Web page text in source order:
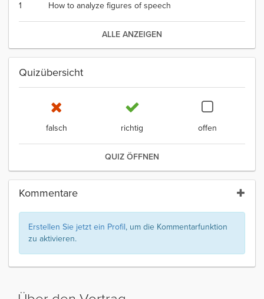
1 How to analyze figures of speech
ALLE ANZEIGEN
Quizübersicht
falsch richtig offen
QUIZ ÖFFNEN
Kommentare
Erstellen Sie jetzt ein Profil, um die Kommentarfunktion
zu aktivieren.